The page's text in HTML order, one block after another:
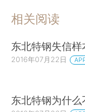
相关阅读
东北特钢失信样
2016年07月22日
东北特钢为什